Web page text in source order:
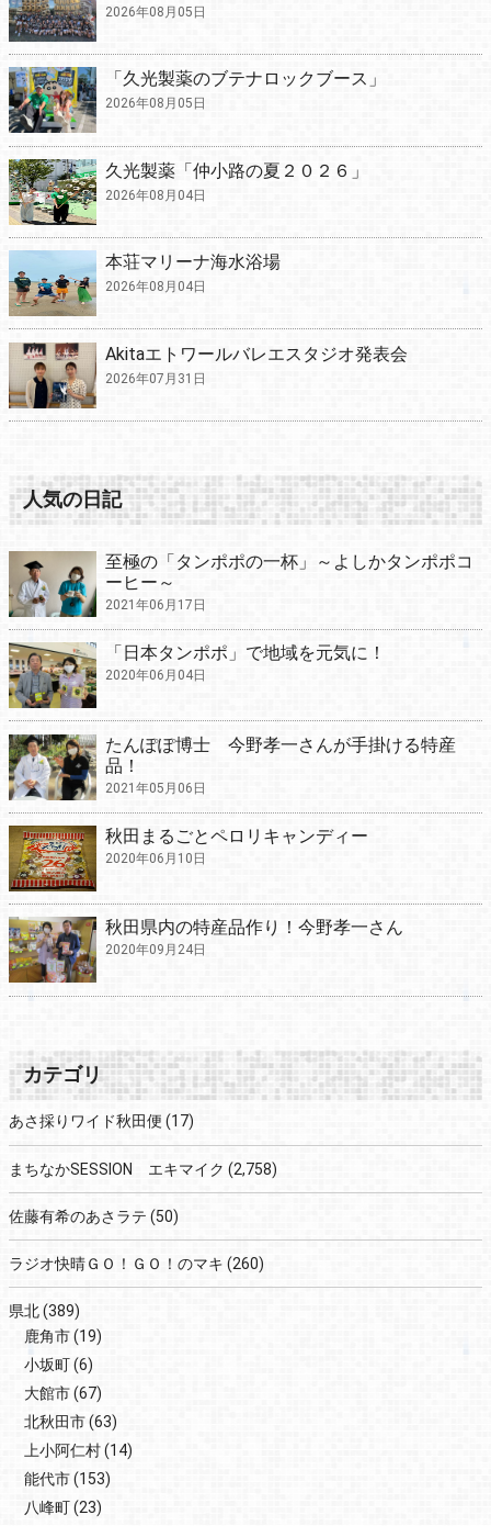
2026年08月05日
「久光製薬のブテナロックブース」
2026年08月05日
久光製薬「仲小路の夏２０２６」
2026年08月04日
本荘マリーナ海水浴場
2026年08月04日
Akitaエトワールバレエスタジオ発表会
2026年07月31日
人気の日記
至極の「タンポポの一杯」～よしかタンポポコ
ーヒー～
2021年06月17日
「日本タンポポ」で地域を元気に！
2020年06月04日
たんぽぽ博士 今野孝一さんが手掛ける特産
品！
2021年05月06日
秋田まるごとペロリキャンディー
2020年06月10日
秋田県内の特産品作り！今野孝一さん
2020年09月24日
カテゴリ
あさ採りワイド秋田便 (17)
まちなかSESSION エキマイク (2,758)
佐藤有希のあさラテ (50)
ラジオ快晴ＧＯ！ＧＯ！のマキ (260)
県北(389)
鹿角市(19)
小坂町(6)
大館市(67)
北秋田市(63)
上小阿仁村(14)
能代市(153)
八峰町(23)